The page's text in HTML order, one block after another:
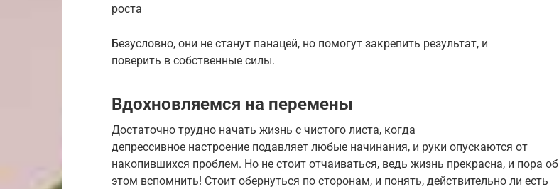
роста
Безусловно, они не станут панацей, но помогут закрепить результат, и
поверить в собственные силы.
Вдохновляемся на перемены
Достаточно трудно начать жизнь с чистого листа, когда
депрессивное настроение подавляет любые начинания, и руки опускаются от
накопившихся проблем. Но не стоит отчаиваться, ведь жизнь прекрасна, и пора об
этом вспомнить! Стоит обернуться по сторонам, и понять, действительно ли есть